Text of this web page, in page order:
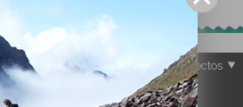
Establecimientos El Rusc: Proyectos